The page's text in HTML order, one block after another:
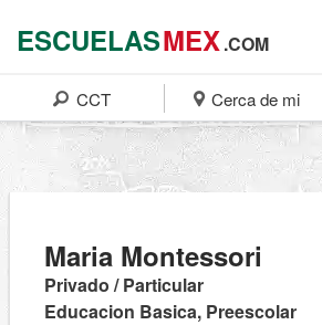
ESCUELASMEX.COM
CCT Cerca de mi
Maria Montessori
Privado / Particular
Educacion Basica, Preescolar